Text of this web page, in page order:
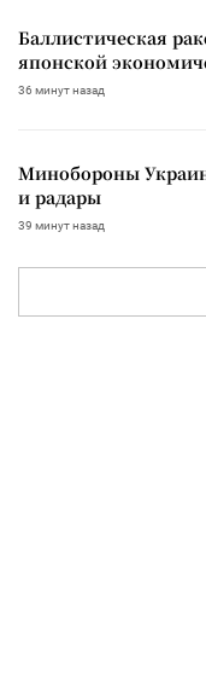
Баллистическая
японской
36 минут назад
Минобороны
и радары
39 минут назад